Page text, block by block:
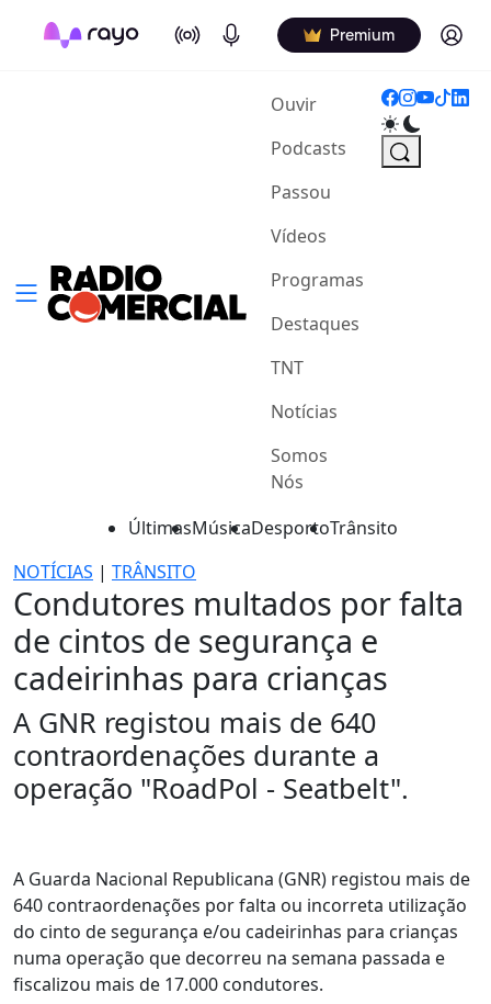
On Air Podcasts Premium Log in
Ouvir(current)
Podcasts
Passou
Vídeos
Programas
Destaques
TNT
Notícias
Somos
Nós
ÚltimasMúsicaDesportoTrânsito
NOTÍCIAS | TRÂNSITO
Condutores multados por falta
de cintos de segurança e
cadeirinhas para crianças
A GNR registou mais de 640
contraordenações durante a
operação "RoadPol - Seatbelt".
A Guarda Nacional Republicana (GNR) registou mais de
640 contraordenações por falta ou incorreta utilização
do cinto de segurança e/ou cadeirinhas para crianças
numa operação que decorreu na semana passada e
fiscalizou mais de 17.000 condutores.